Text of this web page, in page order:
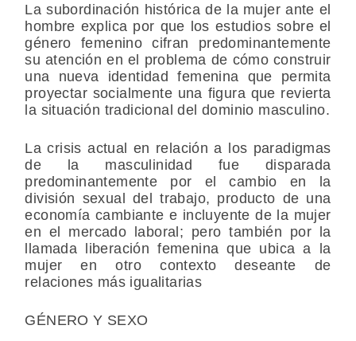
La subordinación histórica de la mujer ante el
hombre explica por que los estudios sobre el
género femenino cifran predominantemente
su atención en el problema de cómo construir
una nueva identidad femenina que permita
proyectar socialmente una figura que revierta
la situación tradicional del dominio masculino.
La crisis actual en relación a los paradigmas
de la masculinidad fue disparada
predominantemente por el cambio en la
división sexual del trabajo, producto de una
economía cambiante e incluyente de la mujer
en el mercado laboral; pero también por la
llamada liberación femenina que ubica a la
mujer en otro contexto deseante de
relaciones más igualitarias
GÉNERO Y SEXO